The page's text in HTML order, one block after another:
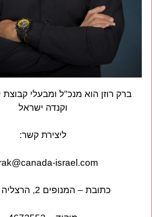
ברק רוזן הוא מנכ"ל ומבעלי
וקנדה ישראל
ליצירת קשר:
israel.com
כתובת – המנופים 2, הרצליה פיתוח